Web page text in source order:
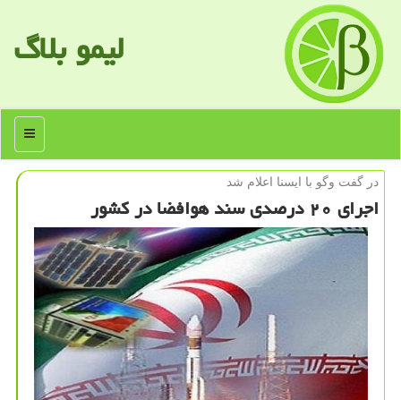
لیمو بلاگ
منو
در گفت وگو با ایسنا اعلام شد
اجرای ۲۰ درصدی سند هوافضا در كشور